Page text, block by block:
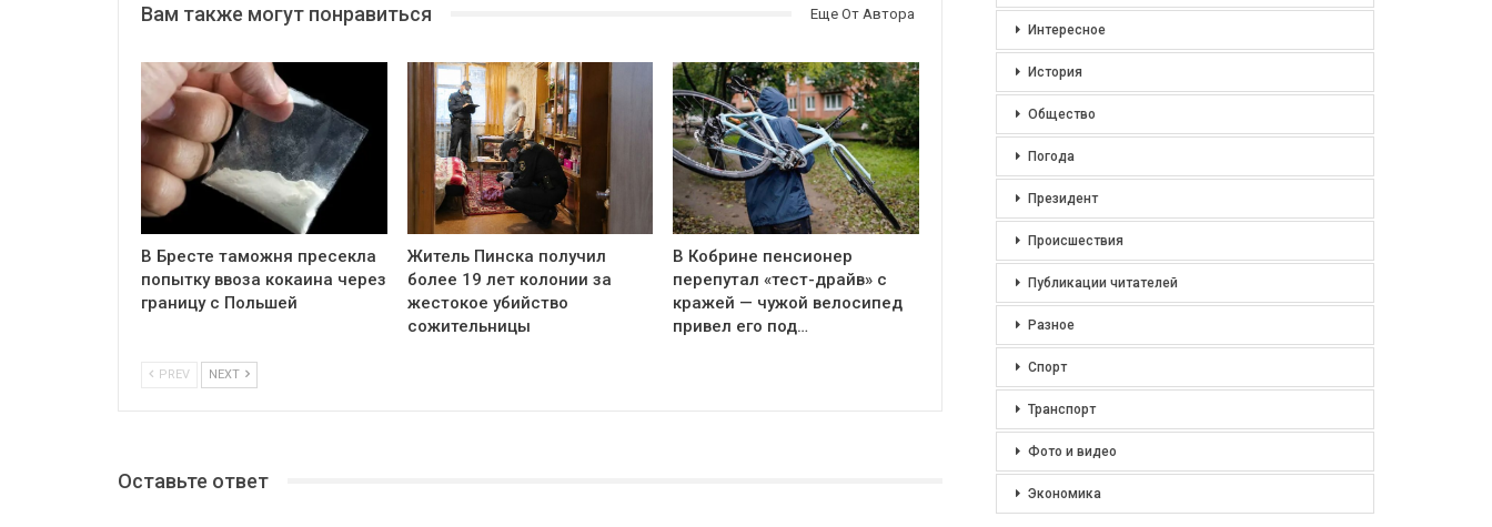
Вам также могут понравиться Еще От Автора
В Бресте таможня пресекла
попытку ввоза кокаина через
границу с Польшей
Житель Пинска получил
более 19 лет колонии за
жестокое убийство
сожительницы
В Кобрине пенсионер
перепутал «тест-драйв» с
кражей — чужой велосипед
привел его под…
PREV NEXT
Оставьте ответ
Интересное
История
Общество
Погода
Президент
Происшествия
Публикации читателей
Разное
Спорт
Транспорт
Фото и видео
Экономика